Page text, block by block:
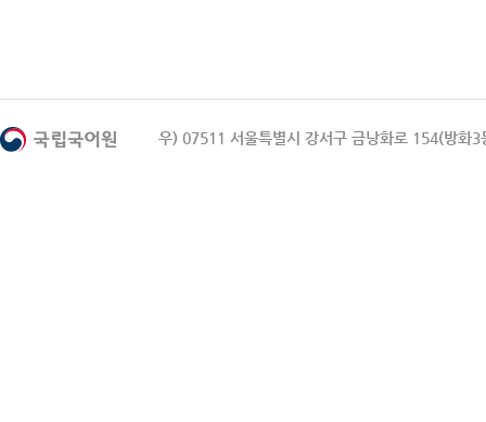
우) 07511 서울특별시 강서구 금낭화로 154(방화3